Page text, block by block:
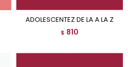
ADOLESCENTEZ DE LA A LA Z
$ 810